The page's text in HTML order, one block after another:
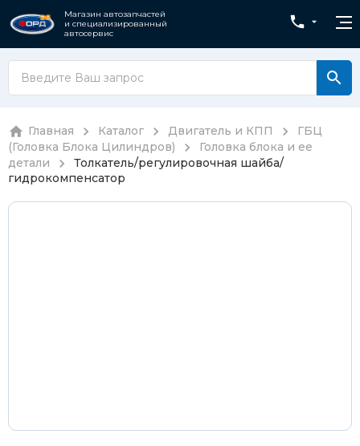
Магазин автозапчастей
и специализированный
автосервис
Главная Каталог Двигатель и КПП
ГБЦ
(Головка Блока Цилиндров)
Головка блока и ее
детали
Толкатель/регулировочная шайба/
гидрокомпенсатор